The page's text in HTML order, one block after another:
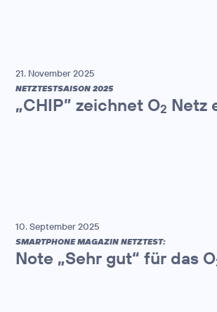
21. November 2025
NETZTESTSAISON 2025
„CHIP” zeichnet O2 Netz
10. September 2025
SMARTPHONE MAGAZIN NETZTEST:
Note „Sehr gut“ für das O